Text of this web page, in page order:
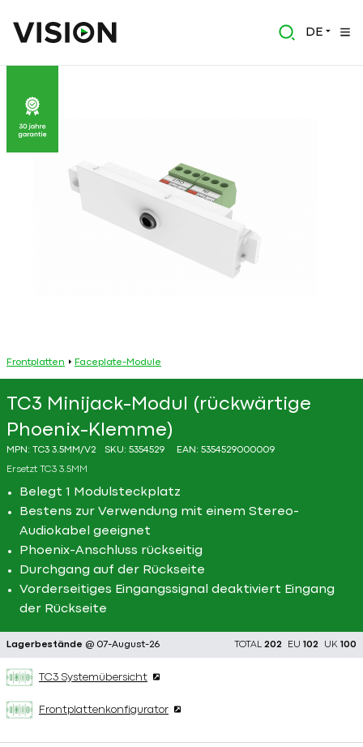
DE
Frontplatten Faceplate-Module
TC3 Minijack-Modul (rückwärtige
Phoenix-Klemme)
MPN: TC3 3.5MM/V2 SKU: 5354529 EAN: 5354529000009
Ersetzt TC3 3.5MM
Belegt 1 Modulsteckplatz
Bestens zur Verwendung mit einem Stereo-
Audiokabel geeignet
Phoenix-Anschluss rückseitig
Durchgang auf der Rückseite
Vorderseitiges Eingangssignal deaktiviert Eingang
der Rückseite
Lagerbestände @ 07-August-26 TOTAL 202 EU 102 UK 100
TC3 Systemübersicht
Frontplattenkonfigurator